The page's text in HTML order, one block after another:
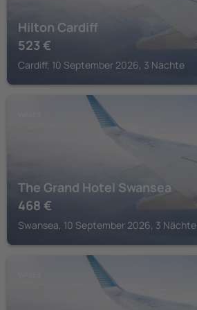
Hilton Cardiff
523 €
Cardiff, 10 September 2026, 3 Nächte
The Grand Hotel Swansea
468 €
Swansea, 10 September 2026, 3 Nächte